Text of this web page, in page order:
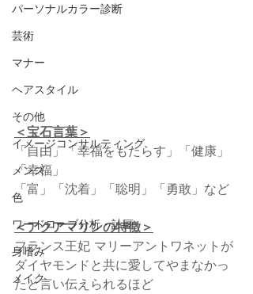
パーソナルカラー診断
芸術
マナー
ヘアスタイル
その他
イメージコンサルティング
メンズ
色
ワードローブ分析・計画
身嗜み
メイク
＜宝石言葉＞
「自由」「幸福をもたらす」「健康」
「幸福」
「富」「沈着」「聡明」「勇敢」など
＜アクアマリンの特徴＞
フランス王妃 マリーアントワネットが
ダイヤモンドと共に愛してやまなかっ
たと言い伝えられるほど